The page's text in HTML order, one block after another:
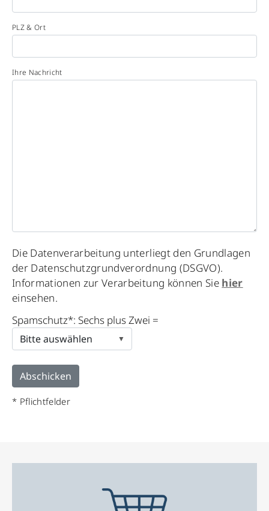
PLZ & Ort
Ihre Nachricht
Please
leave
this
field
empty.
Die Datenverarbeitung unterliegt den Grundlagen
der Datenschutzgrundverordnung (DSGVO).
Informationen zur Verarbeitung können Sie hier
einsehen.
Spamschutz*: Sechs plus Zwei =
* Pflichtfelder